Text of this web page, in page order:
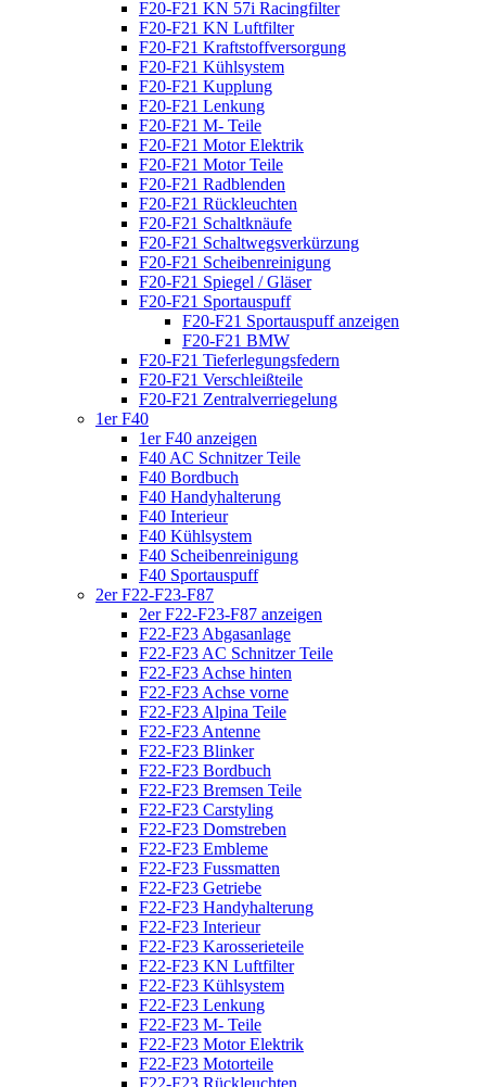
F20-F21 KN 57i Racingfilter
F20-F21 KN Luftfilter
F20-F21 Kraftstoffversorgung
F20-F21 Kühlsystem
F20-F21 Kupplung
F20-F21 Lenkung
F20-F21 M- Teile
F20-F21 Motor Elektrik
F20-F21 Motor Teile
F20-F21 Radblenden
F20-F21 Rückleuchten
F20-F21 Schaltknäufe
F20-F21 Schaltwegsverkürzung
F20-F21 Scheibenreinigung
F20-F21 Spiegel / Gläser
F20-F21 Sportauspuff
F20-F21 Sportauspuff anzeigen
F20-F21 BMW
F20-F21 Tieferlegungsfedern
F20-F21 Verschleißteile
F20-F21 Zentralverriegelung
1er F40
1er F40 anzeigen
F40 AC Schnitzer Teile
F40 Bordbuch
F40 Handyhalterung
F40 Interieur
F40 Kühlsystem
F40 Scheibenreinigung
F40 Sportauspuff
2er F22-F23-F87
2er F22-F23-F87 anzeigen
F22-F23 Abgasanlage
F22-F23 AC Schnitzer Teile
F22-F23 Achse hinten
F22-F23 Achse vorne
F22-F23 Alpina Teile
F22-F23 Antenne
F22-F23 Blinker
F22-F23 Bordbuch
F22-F23 Bremsen Teile
F22-F23 Carstyling
F22-F23 Domstreben
F22-F23 Embleme
F22-F23 Fussmatten
F22-F23 Getriebe
F22-F23 Handyhalterung
F22-F23 Interieur
F22-F23 Karosserieteile
F22-F23 KN Luftfilter
F22-F23 Kühlsystem
F22-F23 Lenkung
F22-F23 M- Teile
F22-F23 Motor Elektrik
F22-F23 Motorteile
F22-F23 Rückleuchten